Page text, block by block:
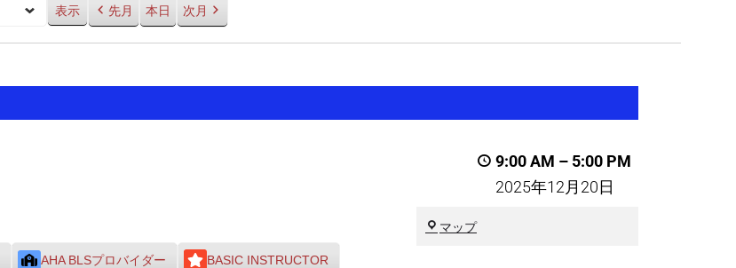
先月 本日 次月
9:00 AM – 5:00 PM
2025年12月20日
マップ川
AHA BLSプロバイダー BASIC INSTRUCTOR